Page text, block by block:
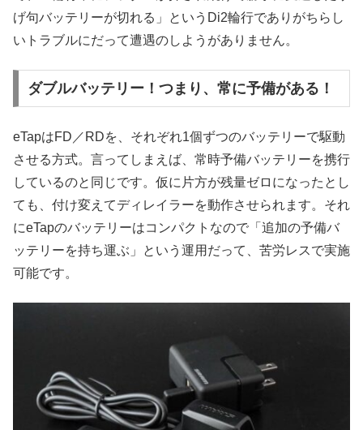
げ句バッテリーが切れる」というDi2輪行でありがちらし
いトラブルにだって遭遇のしようがありません。
ダブルバッテリー！つまり、常に予備がある！
eTapはFD／RDを、それぞれ1個ずつのバッテリーで駆動
させる方式。言ってしまえば、常時予備バッテリーを携行
しているのと同じです。仮に片方が残量ゼロになったとし
ても、付け変えてディレイラーを動作させられます。それ
にeTapのバッテリーはコンパクトなので「追加の予備バ
ッテリーを持ち運ぶ」という運用だって、苦労レスで実施
可能です。